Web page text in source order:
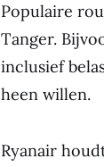
Populaire
Tanger.
inclusief
heen willen.
Ryanair